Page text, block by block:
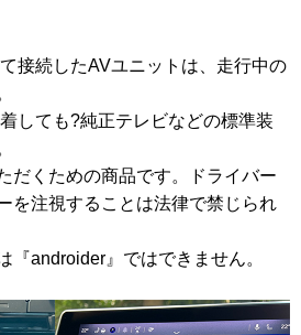
接続したAVユニットは、走行中の
しても?純正テレビなどの標準装
だくための商品です。ドライバー
を注視することは法律で禁じられ
『androider』ではできません。